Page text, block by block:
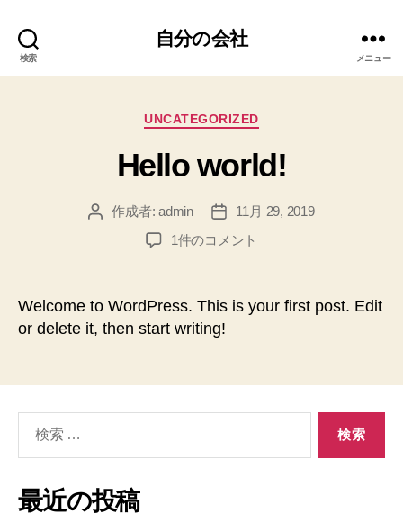
検索
自分の会社
メニュー
カ
ゴ
リ
UNCATEGORIZED
Hello world!
投
作成者:admin
投
稿
11月 29, 2019
Hello
1件のコメント
Welcome to WordPress. This is your first post. Edit
or delete it, then start writing!
象:
最近の投稿